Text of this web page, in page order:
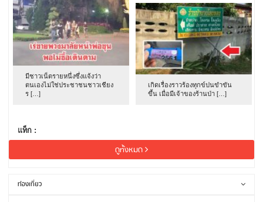
มีชาวเน็ตรายหนึ่งซึ่งแจ้งว่า
ตนเองไม่ใช่ประชาชนชาวเชียง
ร […]
เกิดเรื่องราวร้องทุกข์ปนขำขัน
ขึ้น เมื่อมีเจ้าของร้านป่า […]
แท็ก :
ดูทั้งหมด
ท่องเที่ยว